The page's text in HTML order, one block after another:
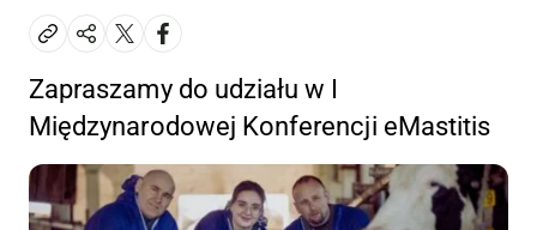
Zapraszamy do udziału w I
Międzynarodowej Konferencji eMastitis